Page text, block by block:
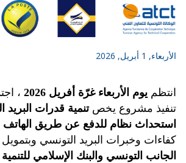
1 أبريل, 2026
يوم الأربعاء غرّة أفريل 2026
،
مشروع يخصتنمية قدرات البريد
نظام للدفع عن طريق الهاتف
وخبرات البريد التونسي
التونسي والبنك الإسلامي للتنمية